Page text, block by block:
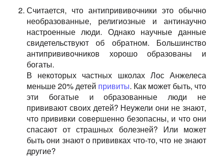
Считается, что антипрививочники это обычно
необразованные, религиозные и антинаучно
настроенные люди. Однако научные данные
свидетельствуют об обратном. Большинство
антипрививочников хорошо образованы и
богаты.
В некоторых частных школах Лос Анжелеса
меньше 20% детей привиты. Как может быть, что
эти богатые и образованные люди не
прививают своих детей? Неужели они не знают,
что прививки совершенно безопасны, и что они
спасают от страшных болезней? Или может
быть они знают о прививках что-то, что не знают
другие?